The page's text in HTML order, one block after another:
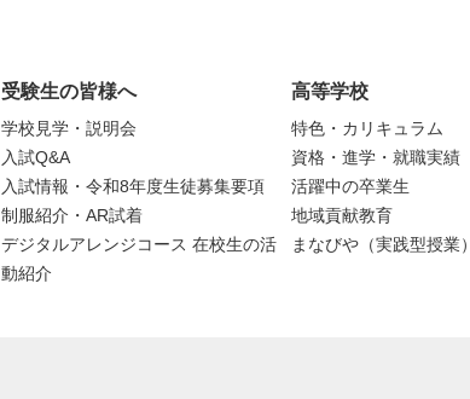
受験生の皆様へ
学校見学・説明会
入試Q&A
入試情報・令和8年度生徒募集要項
制服紹介・AR試着
デジタルアレンジコース 在校生の活
動紹介
高等学校
特色・カリキュラム
資格・進学・就職実績
活躍中の卒業生
地域貢献教育
まなびや（実践型授業）